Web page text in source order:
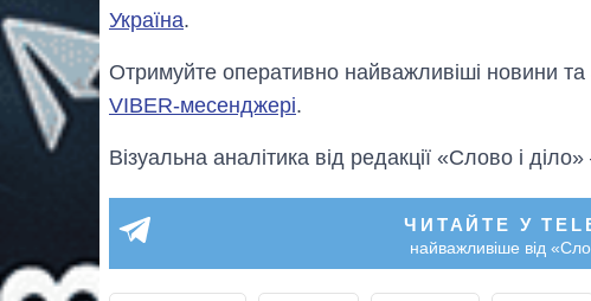
Україна.
Отримуйте оперативно найважливіші новини
VIBER-месенджері.
Візуальна аналітика від редакції «Слово і
ЧИТАЙТЕ У
найважливіше від